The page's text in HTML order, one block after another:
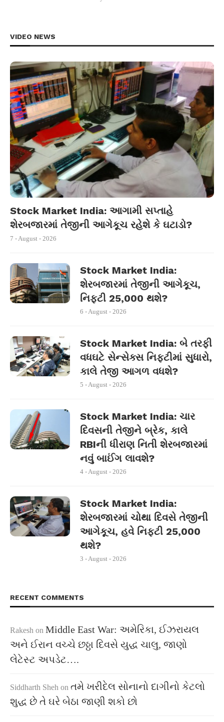
VIDEO NEWS
Stock Market India: આગામી સપ્તાહે
શેરબજારમાં તેજીની આગેકૂચ રહેશે કે ઘટાડો?
7 - August - 2026
Stock Market India:
શેરબજારમાં તેજીની આગેકૂચ,
નિફ્ટી 25,000 થશે?
6 - August - 2026
Stock Market India: બે તરફી
વધઘટે સેન્સેક્સ નિફ્ટીમાં સુધારો,
કાલે તેજી આગળ વધશે?
5 - August - 2026
Stock Market India: ચાર
દિવસની તેજીને બ્રેક, કાલે
RBIની ધીરાણ નિતી શેરબજારમાં
નવું બાઈંગ લાવશે?
4 - August - 2026
Stock Market India:
શેરબજારમાં ચોથા દિવસે તેજીની
આગેકૂચ, હવે નિફ્ટી 25,000
થશે?
3 - August - 2026
RECENT COMMENTS
Rakesh on Middle East War: અમેરિકા, ઈઝરાયલ
અને ઈરાન વચ્ચે છઠ્ઠા દિવસે યુદ્ધ ચાલુ, જાણો
લેટેસ્ટ અપડેટ….
Siddharth Sheh on તમે ખરીદેલ સોનાનો દાગીનો કેટલો
શુદ્ધ છે તે ઘરે બેઠા જાણી શકો છો